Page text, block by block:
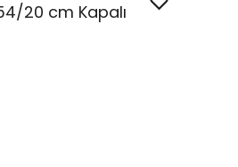
20 cm Kapalı